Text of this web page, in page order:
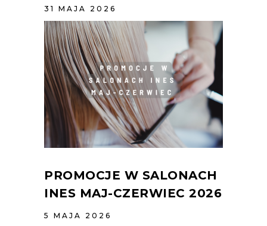
31 MAJA 2026
PROMOCJE W SALONACH
INES MAJ-CZERWIEC 2026
5 MAJA 2026